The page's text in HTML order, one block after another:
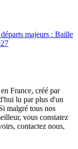
majeurs : Baille
France, créé par
lu par plus d'un
malgré tous nos
vous constatez
contactez nous,